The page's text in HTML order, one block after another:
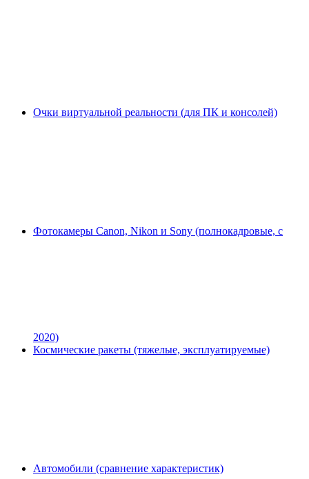
Очки виртуальной реальности (для ПК и консолей)
Фотокамеры Canon, Nikon и Sony (полнокадровые, с
2020)
Космические ракеты (тяжелые, эксплуатируемые)
Автомобили (сравнение характеристик)